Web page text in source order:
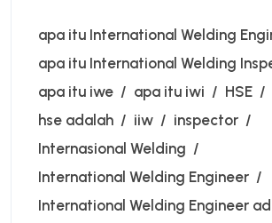
apa itu International Welding
apa itu International Welding
apa itu iwe
apa itu iwi
HSE
hse adalah
iiw
inspector
Internasional Welding
International Welding Engineer
International Welding Engineer